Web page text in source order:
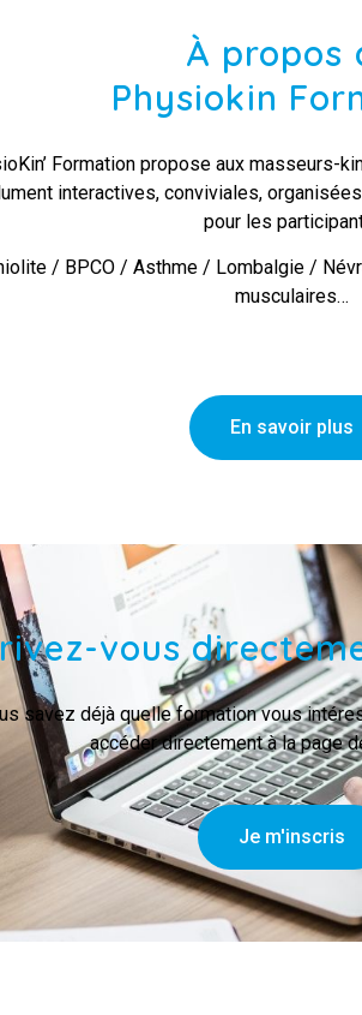
À propos
Physiokin
Formation propose aux masseurs-
interactives, conviviales,
pour les
/ BPCO / Asthme / Lombalgie /
musculaires…
En savoir plus
vous
savez déjà quelle formation vous
accéder directement à la page
Je m'inscris